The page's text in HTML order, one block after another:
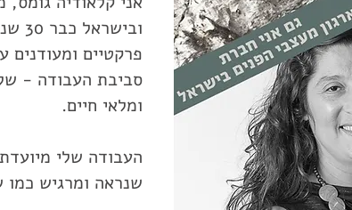
פרקטיים
סביבת העבודה -
ומלאי חיים.
העבודה שלי
שנראה ומרגיש